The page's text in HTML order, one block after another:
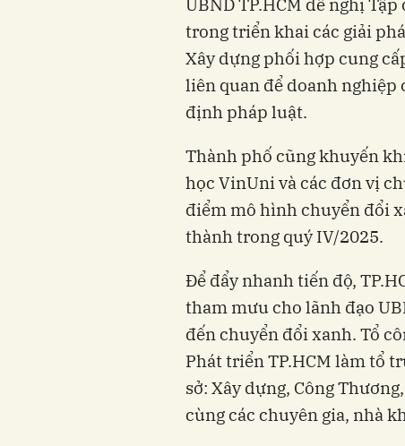
UBND TP.HCM đề nghị
trong triển khai các giải
Xây dựng phối hợp cung
liên quan để doanh nghiệp
định pháp luật.
Thành phố cũng khuyến
học VinUni và các đơn vị
điểm mô hình chuyển đổi
thành trong quý IV/2025.
Để đẩy nhanh tiến độ,
tham mưu cho lãnh đạo
đến chuyển đổi xanh. Tổ
Phát triển TP.HCM làm tổ
sở: Xây dựng, Công
cùng các chuyên gia, nhà